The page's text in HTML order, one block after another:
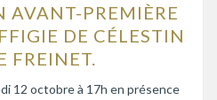
AVANT-PREMIÈRE
DE CÉLESTIN
FREINET.
12 octobre à 17h en présence